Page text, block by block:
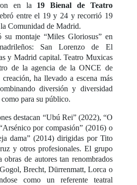
en la 19 Bienal de Teatro
entre el 19 y 24 y recorrió 19
Comunidad de Madrid.
su montaje “Miles Gloriosus” en
San Lorenzo de El
y Madrid capital. Teatro Muxicas
de la agencia de la ONCE de
ha llevado a escena más
diversión y diversidad
para su público.
destacan “Ubú Rei” (2022), “O
por compasión” (2016) o
dama” (2014) dirigidas por Tito
y otros profesionales. El grupo
obras de autores tan renombrados
Brecht, Dürrenmatt, Lorca o
como un referente teatral